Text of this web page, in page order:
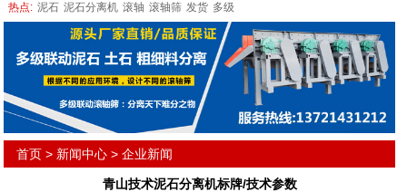
热点: 泥石 泥石分离机 滚轴 滚轴筛 发货 多级
首页 > 新闻中心 >企业新闻
青山技术泥石分离机标牌/技术参数